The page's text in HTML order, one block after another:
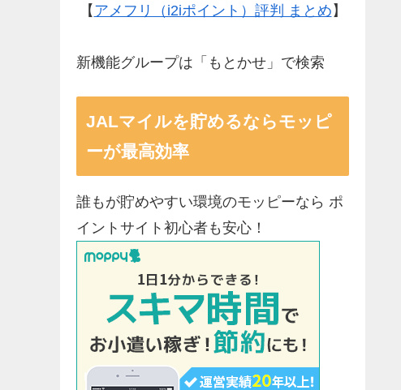
【 アメフリ（i2iポイント）評判 まとめ 】
新機能グループは「もとかせ」で検索
JALマイルを貯めるならモッピ
ーが最高効率
誰もが貯めやすい環境のモッピーなら ポ
イントサイト初心者も安心！